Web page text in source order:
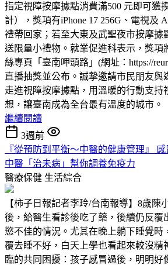
指定視障按摩據點消費滿500 元即可獲
計），獎項有iPhone 17 256G、電視及
禮帶回家；若至大東及武聖夜市按摩據
送限量小禮物。就業促進科表示，獎項
絲專頁「臺南呷頭路」(網址：https://
直播抽獎並公布。誠摯邀請市民朋友與
走進視障按摩據點，用溫暖的行動支持
想，讓臺南成為全台最有溫度的城市。
繼續閱讀
3週前
『從預防到平衡～中醫的健康管理』
中醫「治未病」幫你調養免疫力
醫療保健 生活綜合
【柿子日報記者李玲/台南報導】8歲陳
後，給醫生看診後吃了藥，後續仍反覆
慾不佳的情況。尤其在晚上躺下睡覺時
覆去睡不好，白天上學也看起來較沒精
臨的共同困擾：孩子感冒過後，明明好